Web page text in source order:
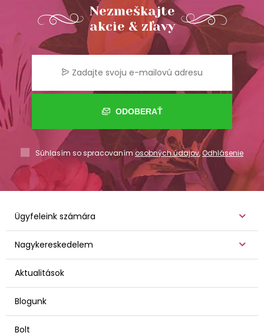
Nezmeškajte
akcie & zľavy
ODOBERAŤ
Súhlasím so spracovaním osobných údajov,Odhlásenie
Ügyfeleink számára
Nagykereskedelem
Aktualitások
Blogunk
Bolt